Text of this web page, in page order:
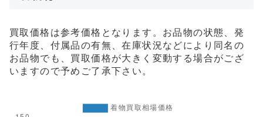
買取価格は参考価格となります。お品物の状態、発
行年度、付属品の有無、在庫状況などにより同名の
お品物でも、買取価格が大きく変動する場合がござ
いますので予めご了承下さい。